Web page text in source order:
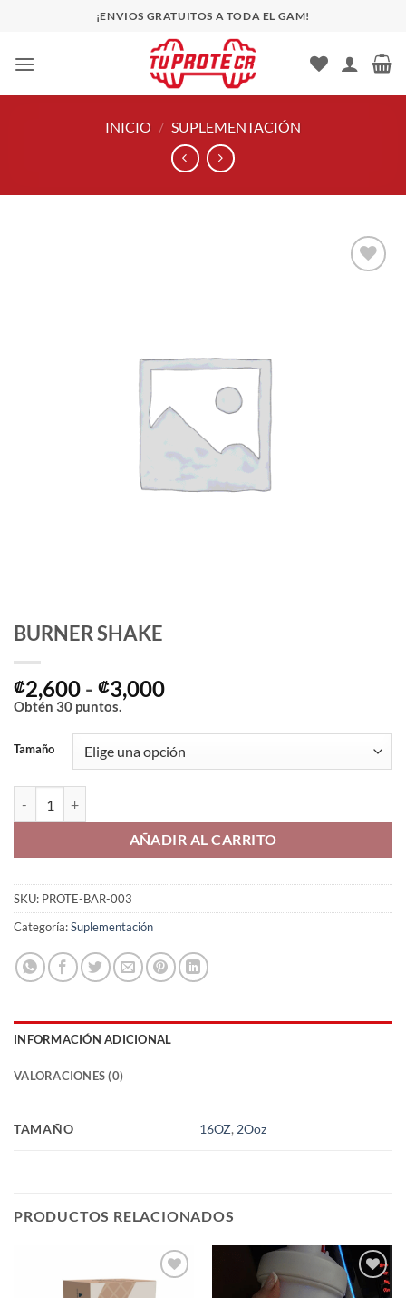
contenido
¡ENVIOS GRATUITOS A TODA EL GAM!
INICIO / SUPLEMENTACIÓN
BURNER SHAKE
₡2,600 - ₡3,000Rango
precios:
desde
₡2,600
₡3,000
Obtén 30 puntos.
Tamaño
AÑADIR AL CARRITO
SKU: PROTE-BAR-003
Categoría:Suplementación
INFORMACIÓN ADICIONAL
VALORACIONES (0)
TAMAÑO 16OZ, 2Ooz
PRODUCTOS RELACIONADOS
Añadir